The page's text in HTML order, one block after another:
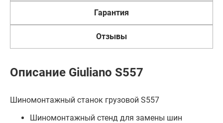
Гарантия
Отзывы
Описание Giuliano S557
Шиномонтажный станок грузовой S557
Шиномонтажный стенд для замены шин